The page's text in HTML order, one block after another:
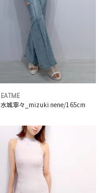
EATME
水城寧々_mizuki nene/165cm